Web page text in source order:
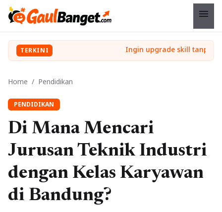
menu
TERKINI
Home / Pendidikan
PENDIDIKAN
Di Mana Mencari
Jurusan Teknik Industri
dengan Kelas Karyawan
di Bandung?